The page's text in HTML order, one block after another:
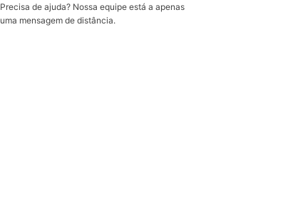
Precisa de ajuda? Nossa equipe está a apenas
uma mensagem de distância.